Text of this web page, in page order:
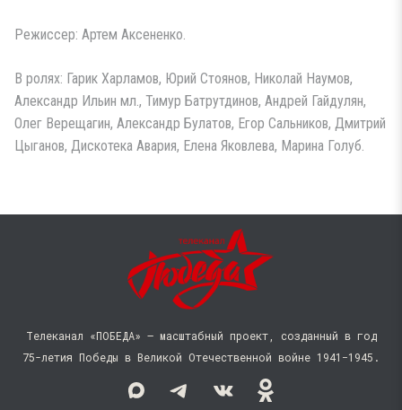
Режиссер: Артем Аксененко.
В ролях: Гарик Харламов, Юрий Стоянов, Николай Наумов,
Александр Ильин мл., Тимур Батрутдинов, Андрей Гайдулян,
Олег Верещагин, Александр Булатов, Егор Сальников, Дмитрий
Цыганов, Дискотека Авария, Елена Яковлева, Марина Голуб.
Телеканал «ПОБЕДА» — масштабный проект, созданный в год
75-летия Победы в Великой Отечественной войне 1941−1945.